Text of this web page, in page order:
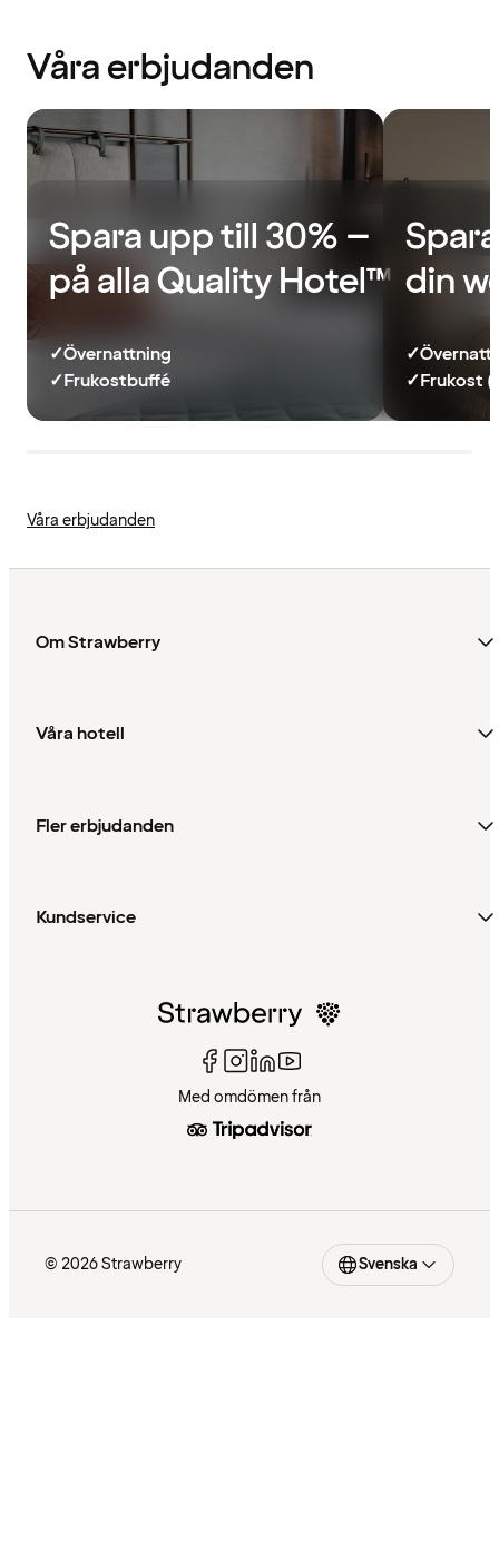
Våra erbjudanden
Spara upp till 30% –
på alla Quality Hotel™
✓Övernattning
✓Frukostbuffé
din
✓
✓Frukost
Våra erbjudanden
Om Strawberry
Våra hotell
Fler erbjudanden
Kundservice
Med omdömen från
© 2026 Strawberry Svenska